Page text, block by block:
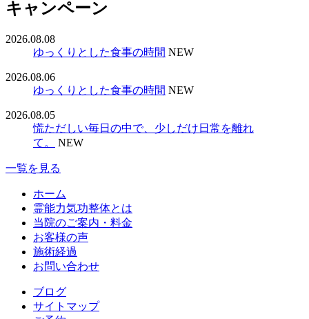
キャンペーン
2026.08.08
ゆっくりとした食事の時間 NEW
2026.08.06
ゆっくりとした食事の時間 NEW
2026.08.05
慌ただしい毎日の中で、少しだけ日常を離れ
て。
NEW
一覧を見る
ホーム
霊能力気功整体とは
当院のご案内・料金
お客様の声
施術経過
お問い合わせ
ブログ
サイトマップ